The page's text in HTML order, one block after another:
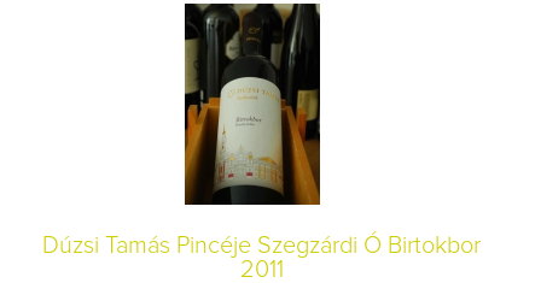
Dúzsi Tamás Pincéje Szegzárdi Ó Birtokbor
2011